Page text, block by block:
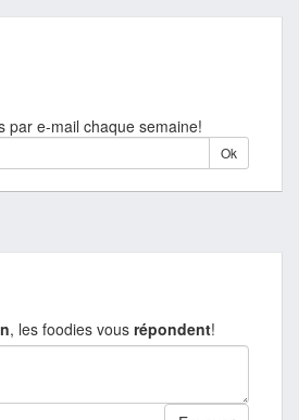
par e-mail chaque semaine!
, les foodies vous répondent!